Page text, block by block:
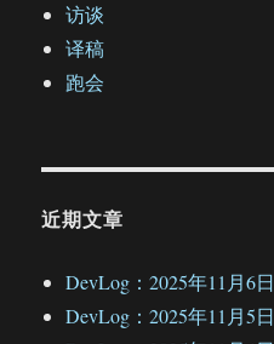
访谈
译稿
跑会
近期文章
DevLog：2025年11月6日
DevLog：2025年11月5日